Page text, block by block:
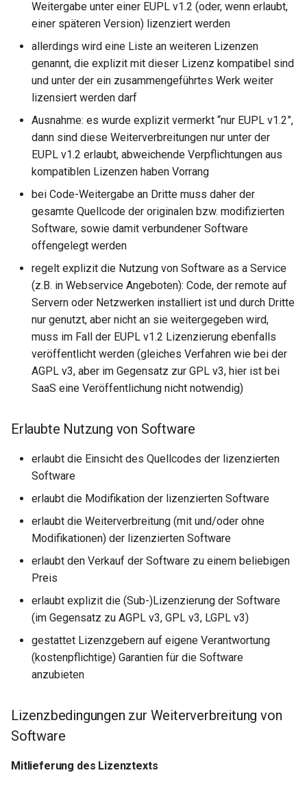
Mitlieferung der Software
Änderungsvermerk über
alle relevanten
Modifikationen des
Originalcodes
Mitlieferung der originalen
Copyright Information
Ausschluss von Namen und
Trademarks
Patente
Besonderheiten
Bewertung für den
wissenschaftlichen
Softwaretransfer
Eigene Entwicklungen
Empfehlung
Quellen
Allgemein
Geschäftsmodellentwicklung
Musterinkubationsvertrag
Checkliste
Lizenzkompatibilität
Template Lizenzerfassung
Templates FOSS Lizenzen
Template GPL 3.0
Template AGPL 3.0
Template EUPL 1.2
Linksammlung
FAQ Recht
Weitergabe unter einer EUPL v1.2 (oder, wenn erlaubt,
einer späteren Version) lizenziert werden
allerdings wird eine Liste an weiteren Lizenzen
genannt, die explizit mit dieser Lizenz kompatibel sind
und unter der ein zusammengeführtes Werk weiter
lizensiert werden darf
Ausnahme: es wurde explizit vermerkt “nur EUPL v1.2”,
dann sind diese Weiterverbreitungen nur unter der
EUPL v1.2 erlaubt, abweichende Verpflichtungen aus
kompatiblen Lizenzen haben Vorrang
bei Code-Weitergabe an Dritte muss daher der
gesamte Quellcode der originalen bzw. modifizierten
Software, sowie damit verbundener Software
offengelegt werden
regelt explizit die Nutzung von Software as a Service
(z.B. in Webservice Angeboten): Code, der remote auf
Servern oder Netzwerken installiert ist und durch Dritte
nur genutzt, aber nicht an sie weitergegeben wird,
muss im Fall der EUPL v1.2 Lizenzierung ebenfalls
veröffentlicht werden (gleiches Verfahren wie bei der
AGPL v3, aber im Gegensatz zur GPL v3, hier ist bei
SaaS eine Veröffentlichung nicht notwendig)
Erlaubte Nutzung von Software
erlaubt die Einsicht des Quellcodes der lizenzierten
Software
erlaubt die Modifikation der lizenzierten Software
erlaubt die Weiterverbreitung (mit und/oder ohne
Modifikationen) der lizenzierten Software
erlaubt den Verkauf der Software zu einem beliebigen
Preis
erlaubt explizit die (Sub-)Lizenzierung der Software
(im Gegensatz zu AGPL v3, GPL v3, LGPL v3)
gestattet Lizenzgebern auf eigene Verantwortung
(kostenpflichtige) Garantien für die Software
anzubieten
Lizenzbedingungen zur Weiterverbreitung von
Software
Mitlieferung des Lizenztexts